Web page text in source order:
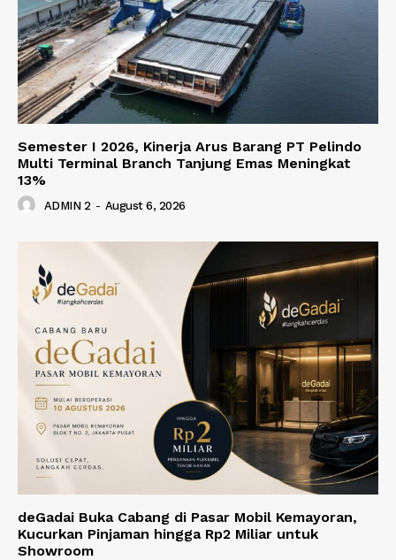
Semester I 2026, Kinerja Arus Barang PT Pelindo
Multi Terminal Branch Tanjung Emas Meningkat
13%
ADMIN 2 - August 6, 2026
deGadai Buka Cabang di Pasar Mobil Kemayoran,
Kucurkan Pinjaman hingga Rp2 Miliar untuk
Showroom